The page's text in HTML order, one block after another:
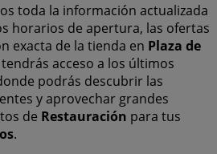
toda la información actualizada
horarios de apertura, las ofertas
exacta de la tienda en Plaza de
tendrás acceso a los últimos
podrás descubrir las
y aprovechar grandes
de Restauración para tus
.